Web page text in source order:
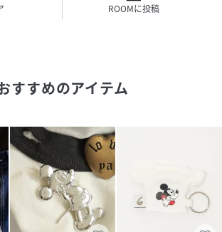
、高さ(耳部分含む）10cm、マチ4.5cm、
ートしたブランド。
商品です。
一部の店舗や通販で販売されている場合
ROOMに投稿
すすめのアイテム